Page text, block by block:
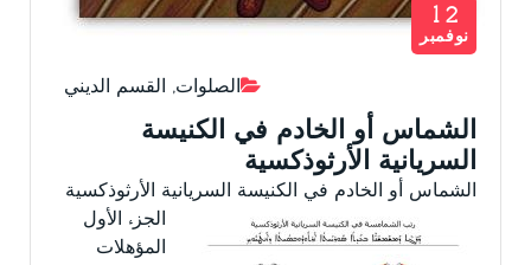
الصلوات, القسم الديني
12
نوفمبر
الشماس أو الخادم في الكنيسة
السريانية الأرثوذكسية
الشماس أو الخادم في الكنيسة السريانية الأرثوذكسية
الجزء الأول
المؤهلات